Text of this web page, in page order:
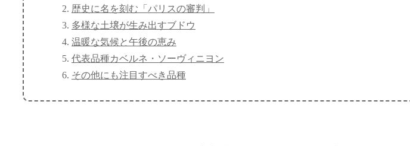
歴史に名を刻む「パリスの審判」
多様な土壌が生み出すブドウ
温暖な気候と午後の恵み
代表品種カベルネ・ソーヴィニヨン
その他にも注目すべき品種